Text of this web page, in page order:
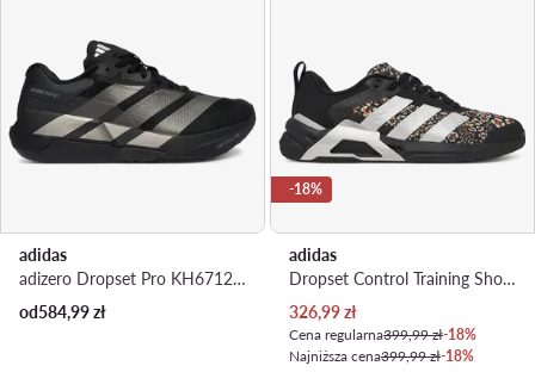
adidas
adizero Dropset Pro KH6712 · Buty na siłownię
od584,99zł
-18%
adidas
Dropset Control Training Shoes KJ9165 · Buty na siłownię
Aktualna cena
326,99zł
Cena regularna399,99 zł-18%
Najniższa cena399,99 zł-18%